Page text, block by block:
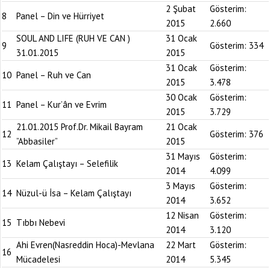
8
Panel – Din ve Hürriyet
2 Şubat
2015
Gösterim:
2.660
9
SOUL AND LIFE (RUH VE CAN )
31.01.2015
31 Ocak
2015
Gösterim: 334
10 Panel – Ruh ve Can
31 Ocak
2015
Gösterim:
3.478
11 Panel – Kur’ân ve Evrim
30 Ocak
2015
Gösterim:
3.729
12
21.01.2015 Prof.Dr. Mikail Bayram
”Abbasiler”
21 Ocak
2015
Gösterim: 376
13 Kelam Çalıştayı – Selefilik
31 Mayıs
2014
Gösterim:
4.099
14 Nüzul-ü İsa – Kelam Çalıştayı
3 Mayıs
2014
Gösterim:
3.652
15 Tıbbı Nebevi
12 Nisan
2014
Gösterim:
3.120
16
Ahi Evren(Nasreddin Hoca)-Mevlana
Mücadelesi
22 Mart
2014
Gösterim:
5.345